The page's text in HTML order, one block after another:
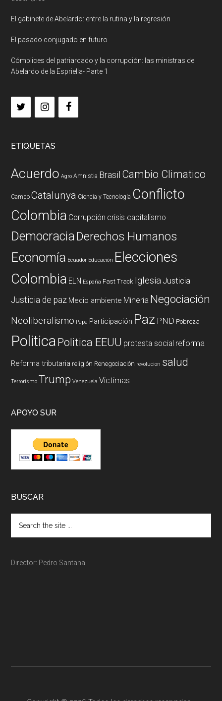
El gabinete de Abelardo: entre la rutina y la regresión
El pasado conjugado en futuro
Cómplices del patriarcado y la corrupción: las ministras de
Abelardo de la Espriella- Parte 1
ETIQUETAS
Acuerdo Agro Amnistia Brasil Cambio Climatico
Campo Catalunya Ciencia y Tecnología Conflicto
Colombia Corrupción crisis capitalismo
DemocraciaDerechos Humanos
Economía Ecuador Educación Elecciones
Colombia ELN España Fast Track Iglesia Justicia
Justicia de paz Medio ambiente Mineria Negociación
Neoliberalismo Papa Participación Paz PND Pobreza
PoliticaPolitica EEUU protesta social reforma
Reforma tributaria religión Renegociación revolucion salud
Terrorismo Trump Venezuela Victimas
APOYO SUR
BUSCAR
Director: Pedro Santana